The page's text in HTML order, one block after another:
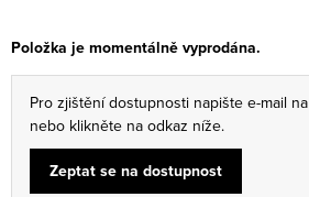
Položka je momentálně vyprodána.
Pro zjištění dostupnosti napište e-mail na
nebo klikněte na odkaz níže.
Zeptat se na dostupnost